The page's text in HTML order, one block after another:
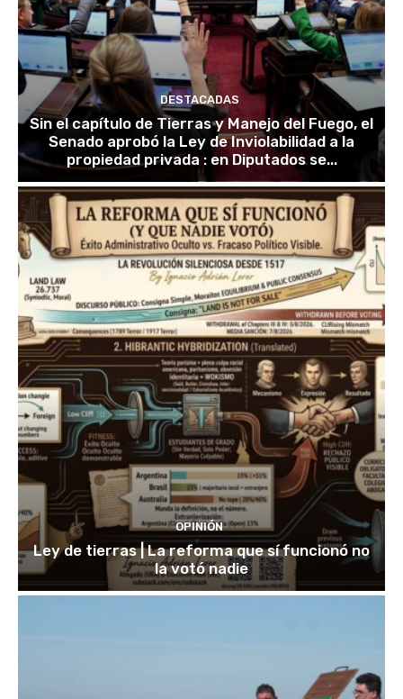
DESTACADAS
Sin el capítulo de Tierras y Manejo del Fuego, el
Senado aprobó la Ley de Inviolabilidad a la
propiedad privada : en Diputados se...
OPINIÓN
Ley de tierras | La reforma que sí funcionó no
la votó nadie